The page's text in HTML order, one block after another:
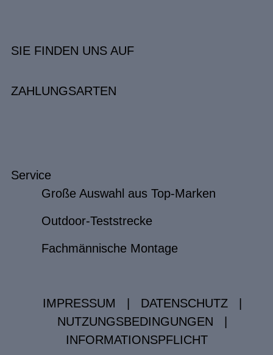
SIE FINDEN UNS AUF
ZAHLUNGSARTEN
Service
Große Auswahl aus Top-Marken
Outdoor-Teststrecke
Fachmännische Montage
IMPRESSUM DATENSCHUTZ
NUTZUNGSBEDINGUNGEN
INFORMATIONSPFLICHT